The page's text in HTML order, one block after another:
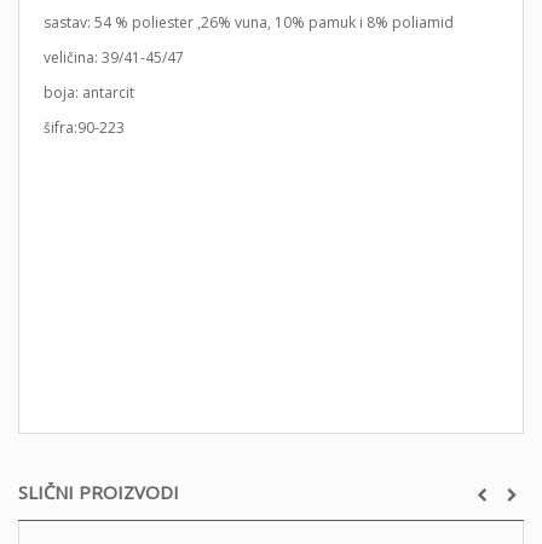
SLIČNI PROIZVODI
sastav: 54 % poliester ,26% vuna, 10% pamuk i 8% poliamid
veličina: 39/41-45/47
boja: antarcit
šifra:90-223